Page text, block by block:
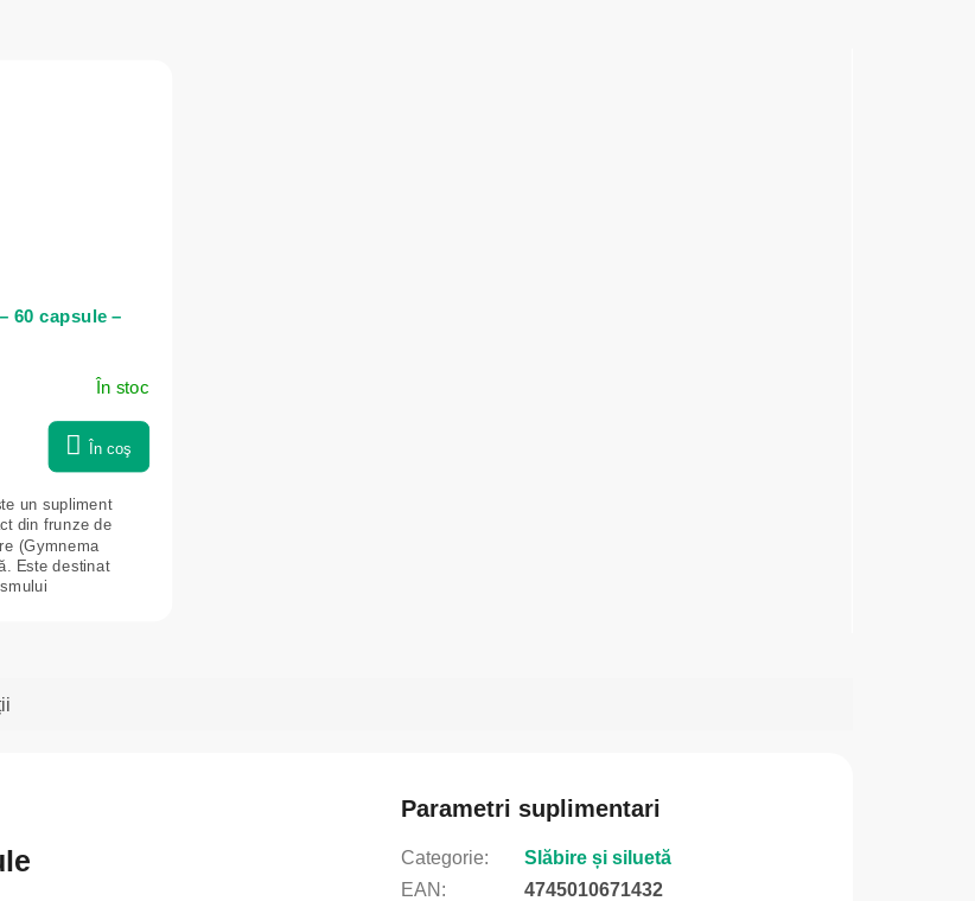
60 capsule –
În stoc
În coş
un supliment
din frunze de
(Gymnema
Este destinat
Parametri suplimentari
Categorie:
Slăbire și siluetă
EAN : 4745010671432